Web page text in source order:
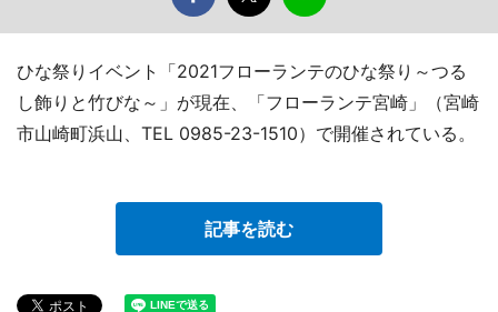
ひな祭りイベント「2021フローランテのひな祭り～つる
し飾りと竹びな～」が現在、「フローランテ宮崎」（宮崎
市山崎町浜山、TEL 0985-23-1510）で開催されている。
記事を読む